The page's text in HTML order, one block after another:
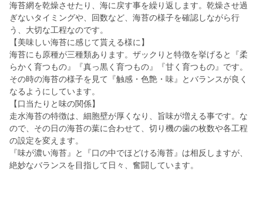
海苔網を乾燥させたり、海に戻す事を繰り返します。乾燥させ過
ぎないタイミングや、回数など、海苔の様子を確認しながら行
う、大切な工程なのです。
【美味しい海苔に感じて貰える様に】
海苔にも原種が三種類あります。ザックりと特徴を挙げると『柔
らかく育つもの』『真っ黒く育つもの』『甘く育つもの』です。
その時の海苔の様子を見て『触感・色艶・味』とバランスが良く
なるようにしています。
【口当たりと味の関係】
走水海苔の特徴は、細胞壁が厚くなり、旨味が増える事です。な
ので、その日の海苔の葉に合わせて、切り機の歯の枚数や各工程
の設定を変えます。
『味が濃い海苔』と『口の中でほどける海苔』は相反しますが、
絶妙なバランスを目指して日々、奮闘しています。